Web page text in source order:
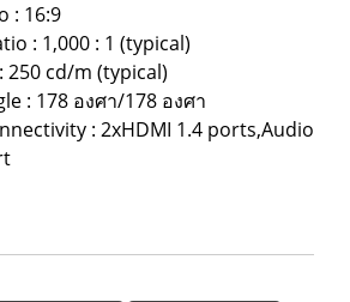
: 16:9
: 1,000 : 1 (typical)
250 cd/m (typical)
: 178 องศา/178 องศา
: 2xHDMI 1.4 ports,Audio